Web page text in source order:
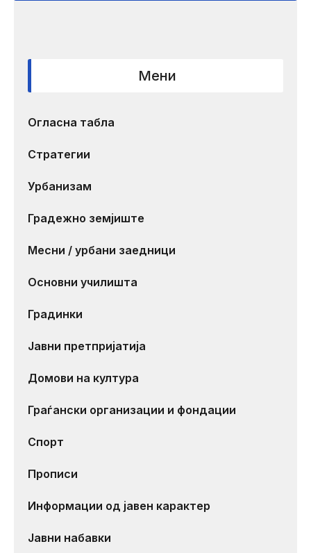
Мени
Огласна табла
Стратегии
Урбанизам
Градежно земјиште
Месни / урбани заедници
Основни училишта
Градинки
Јавни претпријатија
Домови на култура
Граѓански организации и фондации
Спорт
Прописи
Информации од јавен карактер
Јавни набавки